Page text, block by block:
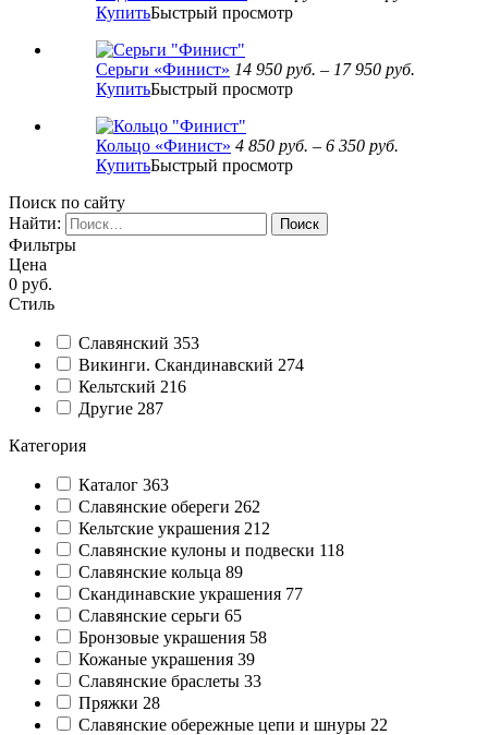
КупитьБыстрый просмотр
Серьги «Финист» 14 950 руб. – 17 950 руб.
КупитьБыстрый просмотр
Кольцо «Финист» 4 850 руб. – 6 350 руб.
КупитьБыстрый просмотр
Поиск по сайту
Найти:
Фильтры
Цена
0 руб.
Стиль
Славянский 353
Викинги. Скандинавский 274
Кельтский 216
Другие 287
Категория
Каталог 363
Славянские обереги 262
Кельтские украшения 212
Славянские кулоны и подвески 118
Славянские кольца 89
Cкандинавские украшения 77
Славянские серьги 65
Бронзовые украшения 58
Кожаные украшения 39
Славянские браслеты 33
Пряжки 28
Славянские обережные цепи и шнуры 22